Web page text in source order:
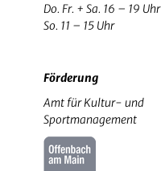
Do. Fr. + Sa. 16 – 19 Uhr
So. 11 – 15 Uhr
Förderung
Amt für Kultur- und
Sportmanagement